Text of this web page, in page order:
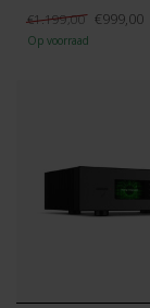
€1.199,00 €999,00
Op voorraad